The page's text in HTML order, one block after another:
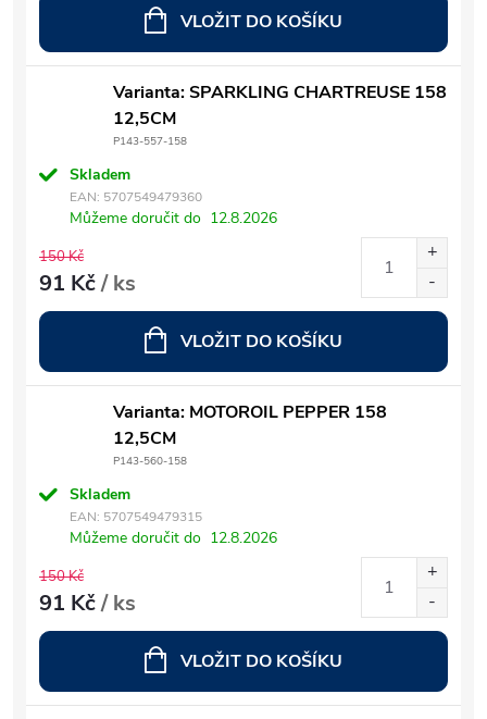
VLOŽIT DO KOŠÍKU
Varianta: SPARKLING CHARTREUSE 158
12,5CM
P143-557-158
Skladem
EAN: 5707549479360
Můžeme doručit do 12.8.2026
150 Kč
91 Kč/ ks
VLOŽIT DO KOŠÍKU
Varianta: MOTOROIL PEPPER 158
12,5CM
P143-560-158
Skladem
EAN: 5707549479315
Můžeme doručit do 12.8.2026
150 Kč
91 Kč/ ks
VLOŽIT DO KOŠÍKU